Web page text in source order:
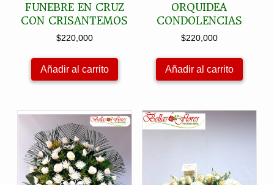
FUNEBRE EN CRUZ
CON CRISANTEMOS
$220,000
Añadir al carrito
ORQUIDEA
CONDOLENCIAS
$220,000
Añadir al carrito